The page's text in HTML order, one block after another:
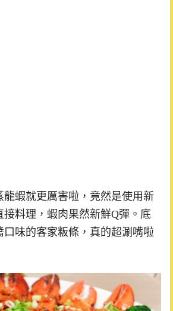
龍蝦就更厲害啦，竟然是使用新
接料理，蝦肉果然新鮮Q彈。底
口味的客家粄條，真的超涮嘴啦